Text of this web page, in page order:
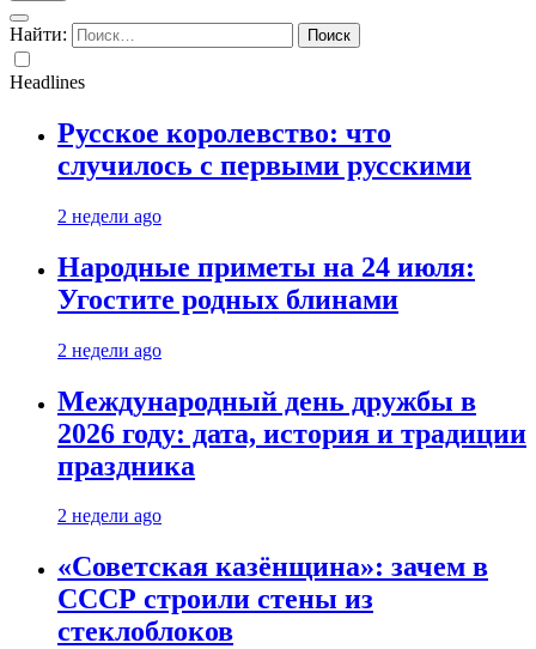
Найти:
Headlines
Русское королевство: что
случилось с первыми русскими
2 недели ago
Народные приметы на 24 июля:
Угостите родных блинами
2 недели ago
Международный день дружбы в
2026 году: дата, история и традиции
праздника
2 недели ago
«Советская казёнщина»: зачем в
СССР строили стены из
стеклоблоков